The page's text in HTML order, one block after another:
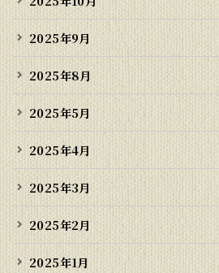
2025年9月
2025年8月
2025年5月
2025年4月
2025年3月
2025年2月
2025年1月